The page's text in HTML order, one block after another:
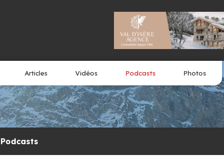
Articles Vidéos Podcasts Photos
Podcasts